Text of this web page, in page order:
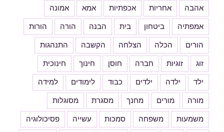
אהבה אחריות אכפתיות אמא אמונה
אמפתיה ביטחון בית הבנה הורה הורות
הורים הכלה הצלחה הקשבה התנהגות
זוג זוגיות חברה חוסן חינוך חינוכית
ילד ילדה ילדים כבוד לימודים למידה
מורה מורים מחנך מסגרת מסוגלות
משמעות משפחה סמכות עשייה פסיכולוגיה